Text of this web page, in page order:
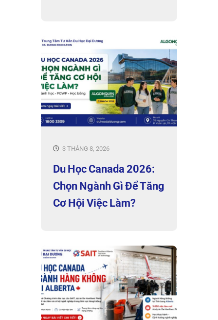
3 THÁNG 8, 2026
Du Học Canada 2026:
Chọn Ngành Gì Để Tăng
Cơ Hội Việc Làm?